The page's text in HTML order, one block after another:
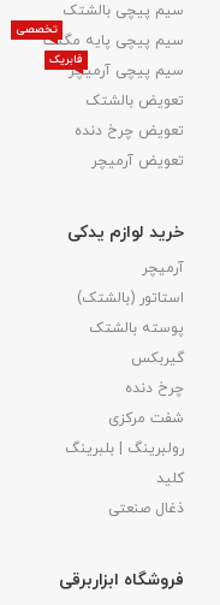
سیم پیچی بالشتک
سیم پیچی پایه مگنت
تخصصی
سیم پیچی آرمیچر
فابریک
تعویض بالشتک​
تعویض چرخ دنده
تعویض آرمیچر
خرید لوازم یدکی
آرمیچر
استاتور (بالشتک)
پوسته بالشتک
گیربکس
چرخ دنده
شفت مرکزی
رولبرینگ | بلبرینگ
کلید
ذغال صنعتی
فروشگاه ابزاربرقی